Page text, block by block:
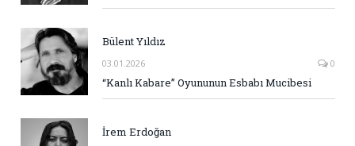
Bülent Yıldız
03.01.2026 0
“Kanlı Kabare” Oyununun Esbabı Mucibesi
İrem Erdoğan